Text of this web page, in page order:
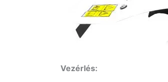
Vezérlés: